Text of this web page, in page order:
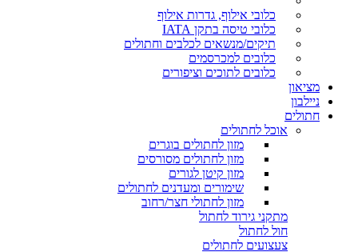
כלובי אילוף, גדרות אילוף
כלובי טיסה בתקן IATA
תיקים/מנשאים לכלבים וחתולים
כלובים למכרסמים
כלובים לתוכים וציפורים
מציאון
ניילבון
חתולים
אוכל לחתולים
מזון לחתולים בוגרים
מזון לחתולים מסורסים
מזון קיטן לגורים
שימורים ומעדנים לחתולים
מזון לחתולי חצר/רחוב
מתקני גירוד לחתול
חול לחתול
צעצועים לחתולים